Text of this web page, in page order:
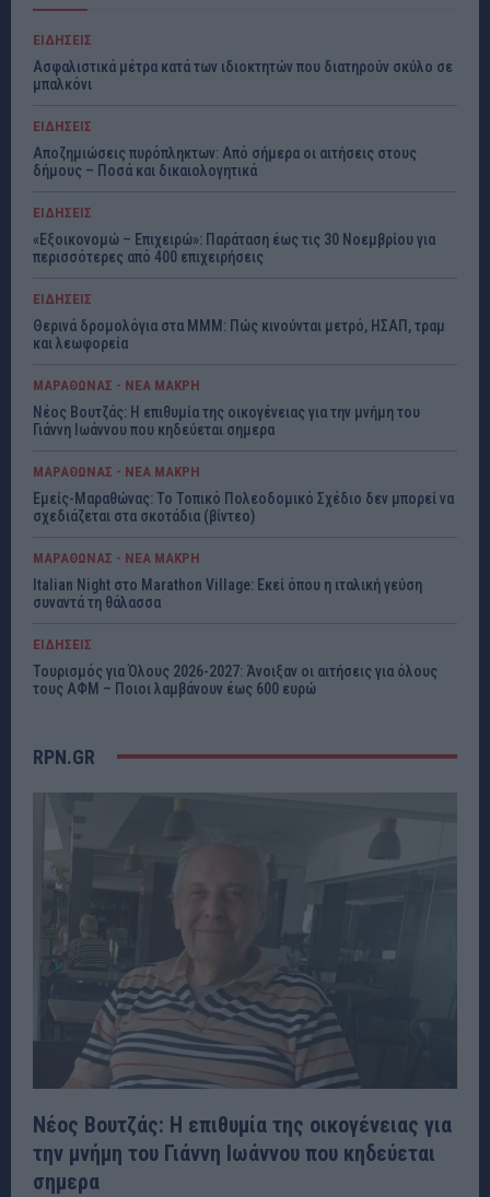
ΕΙΔΗΣΕΙΣ
Ασφαλιστικά μέτρα κατά των ιδιοκτητών που διατηρούν σκύλο σε
μπαλκόνι
ΕΙΔΗΣΕΙΣ
Αποζημιώσεις πυρόπληκτων: Από σήμερα οι αιτήσεις στους
δήμους – Ποσά και δικαιολογητικά
ΕΙΔΗΣΕΙΣ
«Εξοικονομώ – Επιχειρώ»: Παράταση έως τις 30 Νοεμβρίου για
περισσότερες από 400 επιχειρήσεις
ΕΙΔΗΣΕΙΣ
Θερινά δρομολόγια στα ΜΜΜ: Πώς κινούνται μετρό, ΗΣΑΠ, τραμ
και λεωφορεία
ΜΑΡΑΘΩΝΑΣ - ΝΕΑ ΜΑΚΡΗ
Νέος Βουτζάς: Η επιθυμία της οικογένειας για την μνήμη του
Γιάννη Ιωάννου που κηδεύεται σημερα
ΜΑΡΑΘΩΝΑΣ - ΝΕΑ ΜΑΚΡΗ
Εμείς-Μαραθώνας: Το Τοπικό Πολεοδομικό Σχέδιο δεν μπορεί να
σχεδιάζεται στα σκοτάδια (βίντεο)
ΜΑΡΑΘΩΝΑΣ - ΝΕΑ ΜΑΚΡΗ
Italian Night στο Marathon Village: Εκεί όπου η ιταλική γεύση
συναντά τη θάλασσα
ΕΙΔΗΣΕΙΣ
Τουρισμός για Όλους 2026-2027: Άνοιξαν οι αιτήσεις για όλους
τους ΑΦΜ – Ποιοι λαμβάνουν έως 600 ευρώ
RPN.GR
Νέος Βουτζάς: Η επιθυμία της οικογένειας για
την μνήμη του Γιάννη Ιωάννου που κηδεύεται
σημερα